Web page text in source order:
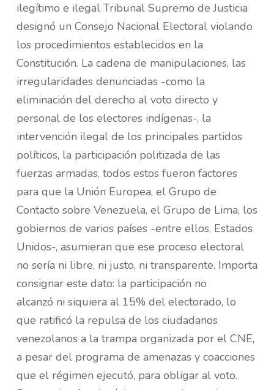
ilegítimo e ilegal Tribunal Supremo de Justicia
designó un Consejo Nacional Electoral violando
los procedimientos establecidos en la
Constitución. La cadena de manipulaciones, las
irregularidades denunciadas -como la
eliminación del derecho al voto directo y
personal de los electores indígenas-, la
intervención ilegal de los principales partidos
políticos, la participación politizada de las
fuerzas armadas, todos estos fueron factores
para que la Unión Europea, el Grupo de
Contacto sobre Venezuela, el Grupo de Lima, los
gobiernos de varios países -entre ellos, Estados
Unidos-, asumieran que ese proceso electoral
no sería ni libre, ni justo, ni transparente. Importa
consignar este dato: la participación no
alcanzó ni siquiera al 15% del electorado, lo
que ratificó la repulsa de los ciudadanos
venezolanos a la trampa organizada por el CNE,
a pesar del programa de amenazas y coacciones
que el régimen ejecutó, para obligar al voto.